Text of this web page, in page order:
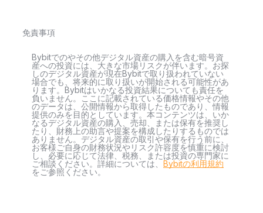
免責事項
Bybitでのやその他デジタル資産の購入を含む暗号資
産への投資には、大きな市場リスクが伴います。お探
しのデジタル資産が現在Bybitで取り扱われていない
場合でも、将来的に取り扱いが開始される可能性があ
ります。Bybitはいかなる投資結果についても責任を
負いません。ここに記載されている価格情報やその他
のデータは、公開情報から取得したものであり、情報
提供のみを目的としています。本コンテンツは、いか
なるデジタル資産の購入、売却、または保有を推奨し
たり、財務上の助言や提案を構成したりするものでは
ありません。デジタル資産の取引や保有を行う前に、
お客様ご自身の財務状況やリスク許容度を慎重に検討
し、必要に応じて法律、税務、または投資の専門家に
ご相談ください。詳細については、 Bybitの利用規約
をご参照ください。